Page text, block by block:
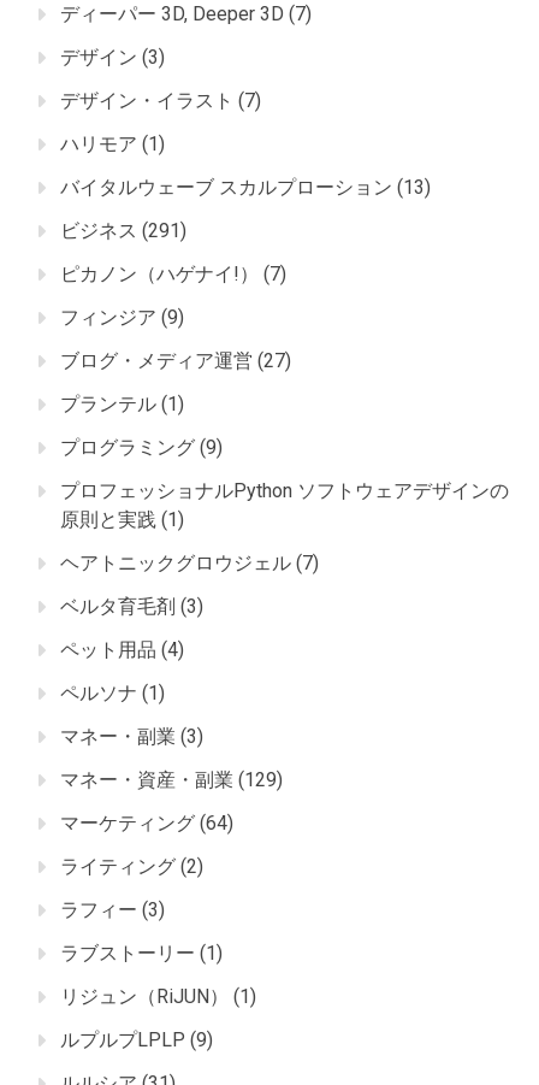
ディーパー 3D, Deeper 3D (7)
デザイン (3)
デザイン・イラスト (7)
ハリモア (1)
バイタルウェーブ スカルプローション (13)
ビジネス (291)
ピカノン（ハゲナイ!）
(7)
フィンジア (9)
ブログ・メディア運営 (27)
プランテル (1)
プログラミング (9)
プロフェッショナルPython ソフトウェアデザインの
原則と実践 (1)
ヘアトニックグロウジェル (7)
ベルタ育毛剤 (3)
ペット用品 (4)
ペルソナ (1)
マネー・副業 (3)
マネー・資産・副業 (129)
マーケティング (64)
ライティング (2)
ラフィー (3)
ラブストーリー (1)
リジュン（RiJUN）
(1)
ルプルプLPLP (9)